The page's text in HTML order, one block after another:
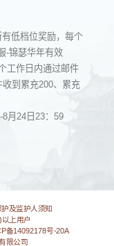
低档位奖励，每个
-锦瑟华年有效
工作日内通过邮件
到累充200、累充
月24日23：59
及监护人须知
上用户
备14092178号-20A
限公司